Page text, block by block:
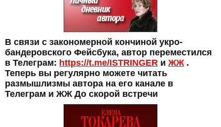
В связи с закономерной кончиной укро-
бандеровского Фейсбука, автор переместился
в Телеграм: https://t.me/ISTRINGER и ЖЖ.
Теперь вы регулярно можете читать
размышлизмы автора на его канале в
Телеграм и ЖЖ До скорой встречи